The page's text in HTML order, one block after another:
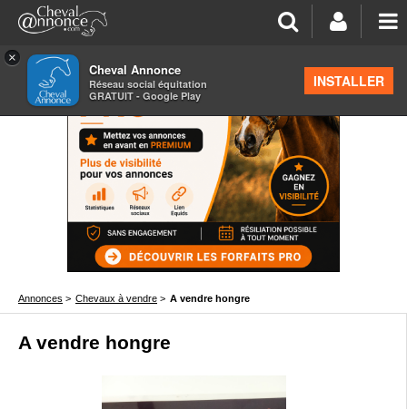
×
Cheval Annonce
Réseau social équitation
GRATUIT - Google Play
INSTALLER
Annonces > Chevaux à vendre > A vendre hongre
A vendre hongre